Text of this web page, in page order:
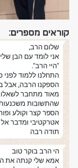
קוראים מספרים: